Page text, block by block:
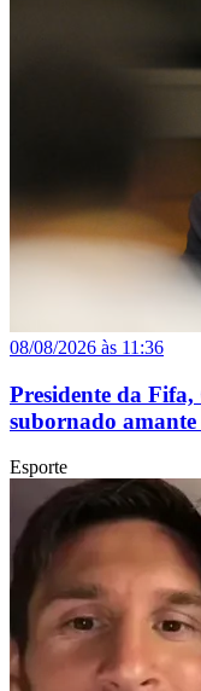
08/08/2026 às 11:36
Presidente da
subornado
Esporte